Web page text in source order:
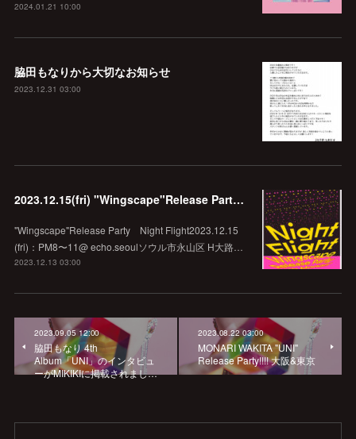
2024.01.21 10:00
脇田もなりから大切なお知らせ
2023.12.31 03:00
2023.12.15(fri) "Wingscape"Release Party Night Flight @echo.seoul
"Wingscape"Release Party Night Flight2023.12.15
(fri)：PM8〜11@ echo.seoulソウル市永山区 H大路…
2023.12.13 03:00
2023.09.05 12:00
脇田もなり 4th
Album「UNI」のインタビュ
ーがMIKIKIに掲載されまし…
2023.08.22 03:00
MONARI WAKITA "UNI"
Release Party!!!! 大阪&東京